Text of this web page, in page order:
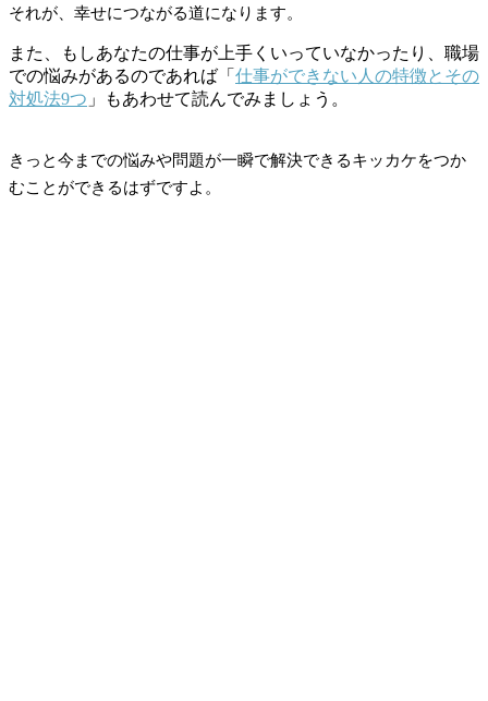
それが、幸せにつながる道になります。
また、もしあなたの仕事が上手くいっていなかったり、職場
での悩みがあるのであれば「 仕事ができない人の特徴とその
対処法9つ 」もあわせて読んでみましょう。
きっと今までの悩みや問題が一瞬で解決できるキッカケをつか
むことができるはずですよ。